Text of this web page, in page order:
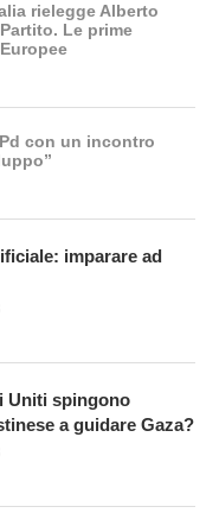
rielegge Alberto
Le prime
con un incontro
imparare ad
Uniti spingono
a guidare Gaza?